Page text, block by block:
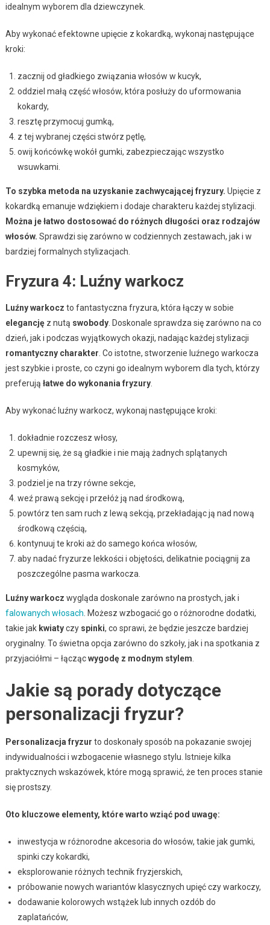
idealnym wyborem dla dziewczynek.
Aby wykonać efektowne upięcie z kokardką, wykonaj następujące
kroki:
zacznij od gładkiego związania włosów w kucyk,
oddziel małą część włosów, która posłuży do uformowania
kokardy,
resztę przymocuj gumką,
z tej wybranej części stwórz pętlę,
owij końcówkę wokół gumki, zabezpieczając wszystko
wsuwkami.
To szybka metoda na uzyskanie zachwycającej fryzury. Upięcie z
kokardką emanuje wdziękiem i dodaje charakteru każdej stylizacji.
Można je łatwo dostosować do różnych długości oraz rodzajów
włosów. Sprawdzi się zarówno w codziennych zestawach, jak i w
bardziej formalnych stylizacjach.
Fryzura 4: Luźny warkocz
Luźny warkocz to fantastyczna fryzura, która łączy w sobie
elegancjęz nutą swobody. Doskonale sprawdza się zarówno na co
dzień, jak i podczas wyjątkowych okazji, nadając każdej stylizacji
romantyczny charakter . Co istotne, stworzenie luźnego warkocza
jest szybkie i proste, co czyni go idealnym wyborem dla tych, którzy
preferują łatwe do wykonania fryzury.
Aby wykonać luźny warkocz, wykonaj następujące kroki:
dokładnie rozczesz włosy,
upewnij się, że są gładkie i nie mają żadnych splątanych
kosmyków,
podziel je na trzy równe sekcje,
weź prawą sekcję i przełóż ją nad środkową,
powtórz ten sam ruch z lewą sekcją, przekładając ją nad nową
środkową częścią,
kontynuuj te kroki aż do samego końca włosów,
aby nadać fryzurze lekkości i objętości, delikatnie pociągnij za
poszczególne pasma warkocza.
Luźny warkocz wygląda doskonale zarówno na prostych, jak i
falowanych włosach . Możesz wzbogacić go o różnorodne dodatki,
takie jak kwiatyczy spinki, co sprawi, że będzie jeszcze bardziej
oryginalny. To świetna opcja zarówno do szkoły, jak i na spotkania z
przyjaciółmi – łączącwygodę z modnym stylem
Jakie są porady dotyczące
personalizacji fryzur?
Personalizacja fryzur to doskonały sposób na pokazanie swojej
indywidualności i wzbogacenie własnego stylu. Istnieje kilka
praktycznych wskazówek, które mogą sprawić, że ten proces stanie
się prostszy.
Oto kluczowe elementy, które warto wziąć pod uwagę:
inwestycja w różnorodne akcesoria do włosów, takie jak gumki,
spinki czy kokardki,
eksplorowanie różnych technik fryzjerskich,
próbowanie nowych wariantów klasycznych upięć czy warkoczy,
dodawanie kolorowych wstążek lub innych ozdób do
zaplatańców,